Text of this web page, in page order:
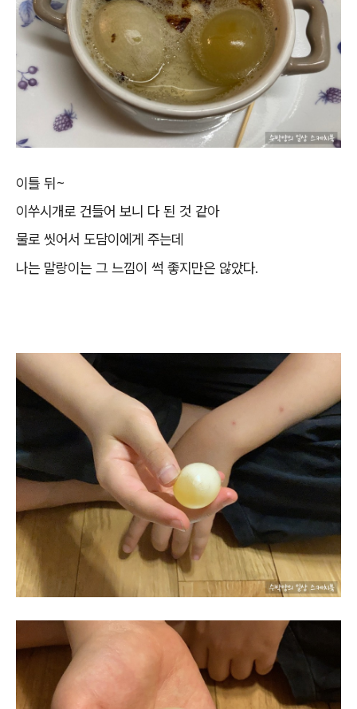
이틀 뒤~
이쑤시개로 건들어 보니 다 된 것 같아
물로 씻어서 도담이에게 주는데
나는 말랑이는 그 느낌이 썩 좋지만은 않았다.